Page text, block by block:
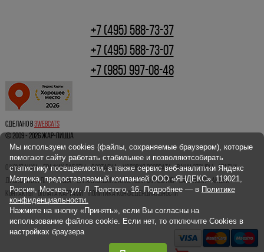
+7 (495) 588-73-37
+7 (495) 588-73-07
+7 (985) 997-08-48
Сделано в3webcats
© 2009 - 2026 ЖАР-ПИЦЦА
О КОМПАНИИ ГРАФИК РАБОТЫ ДОСТАВКА УСЛОВИЯ ВОЗВРАТА ВАШИ ОТЗЫВЫ
СТАТЬИ
ДИСКОНТНАЯ ПРОГРАММА ОРГАНИЗАЦИЯ БАНКЕТОВ И ФУРШЕТОВ ВАКАНСИИ АКЦИИ
КОНТАКТЫ
ОПЛАТА КАРТАМИ ПОЛИТИКА КОНФЕДЕНЦИАЛЬНОСТИ
Мы используем cookies (файлы, сохраняемые браузером), которые
помогают сайту работать стабильнее и позволяютсобирать
статистику посещаемости, а также сервис веб-аналитики Яндекс
Метрика, предоставляемый компанией ООО «ЯНДЕКС», 119021,
Россия, Москва, ул. Л. Толстого, 16. Подробнее — в Политике
конфиденциальности.
Нажмите на кнопку «Принять», если Вы согласны на
использование файлов cookie. Если нет, то отключите Cookies в
настройках браузера